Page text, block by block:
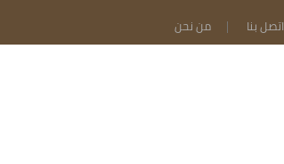
اتصل بنا من نحن